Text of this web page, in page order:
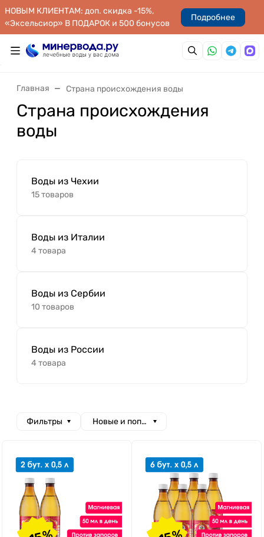
НОВЫМ КЛИЕНТАМ: доп. скидка -15%,
«Эксельсиор» В ПОДАРОК и 500 бонусов
Подробнее
Главная Страна происхождения воды
Страна происхождения
воды
Воды из Чехии
15 товаров
Воды из Италии
4 товара
Воды из Сербии
10 товаров
Воды из России
4 товара
Фильтры Новые и популярные